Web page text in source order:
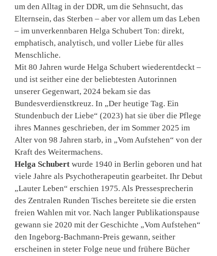
um den Alltag in der DDR, um die Sehnsucht, das
Elternsein, das Sterben – aber vor allem um das Leben
– im unverkennbaren Helga Schubert Ton: direkt,
emphatisch, analytisch, und voller Liebe für alles
Menschliche.
Mit 80 Jahren wurde Helga Schubert wiederentdeckt –
und ist seither eine der beliebtesten Autorinnen
unserer Gegenwart, 2024 bekam sie das
Bundesverdienstkreuz. In „Der heutige Tag. Ein
Stundenbuch der Liebe“ (2023) hat sie über die Pflege
ihres Mannes geschrieben, der im Sommer 2025 im
Alter von 98 Jahren starb, in „Vom Aufstehen“ von der
Kraft des Weitermachens.
Helga Schubert wurde 1940 in Berlin geboren und hat
viele Jahre als Psychotherapeutin gearbeitet. Ihr Debut
„Lauter Leben“ erschien 1975. Als Pressesprecherin
des Zentralen Runden Tisches bereitete sie die ersten
freien Wahlen mit vor. Nach langer Publikationspause
gewann sie 2020 mit der Geschichte „Vom Aufstehen“
den Ingeborg-Bachmann-Preis gewann, seither
erscheinen in steter Folge neue und frühere Bücher